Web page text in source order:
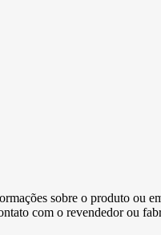
sobre o produto ou
com o revendedor ou